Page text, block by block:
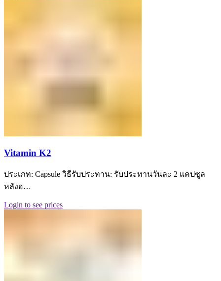
Vitamin K2
ประเภท: Capsule วิธีรับประทาน: รับประทานวันละ 2 แคปซูล
หลังอ…
Login to see prices